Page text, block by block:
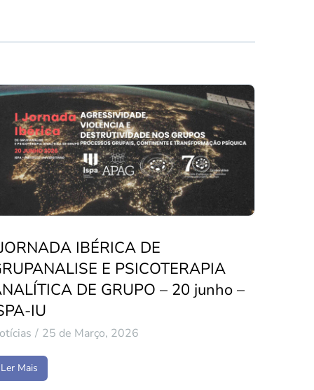
IBÉRICA DE
E PSICOTERAPIA
DE GRUPO – 20 junho –
IU
25 de Março, 2026
Ler Mais